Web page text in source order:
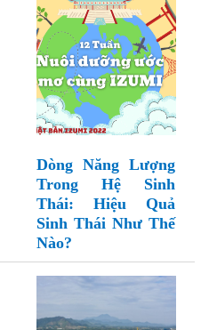
Dòng Năng Lượng
Trong Hệ Sinh
Thái: Hiệu Quả
Sinh Thái Như Thế
Nào?